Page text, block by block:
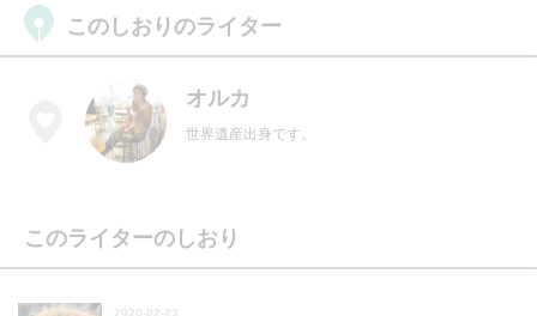
このしおりのライター
オルカ
世界遺産出身です。
このライターのしおり